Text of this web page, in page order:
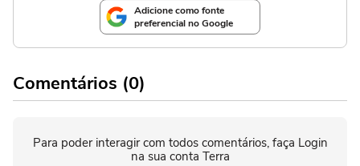
Adicione como fonte
preferencial no Google
Comentários (0)
Para poder interagir com todos comentários, faça Login
na sua conta Terra